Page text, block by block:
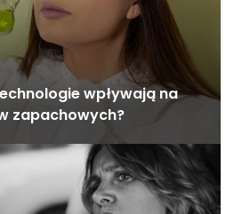
wpływają na
zapachowych?